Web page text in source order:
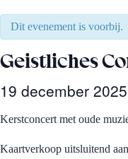
Dit evenement is voorbij.
Geistliches
19 december 2025
Kerstconcert met oude
Kaartverkoop uitsluitend